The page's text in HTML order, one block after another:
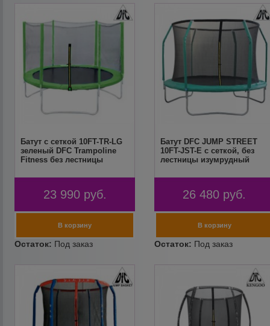
Батут с сеткой 10FT-TR-LG
зеленый DFC Trampoline
Fitness без лестницы
23 990 руб.
Батут DFC JUMP STREET
10FT-JST-E c сеткой, без
лестницы изумрудный
26 480 руб.